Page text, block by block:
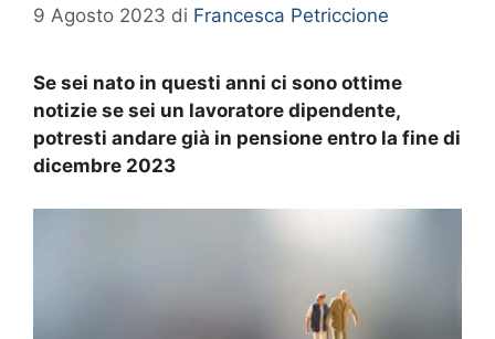
9 Agosto 2023 di Francesca Petriccione
Se sei nato in questi anni ci sono ottime
notizie se sei un lavoratore dipendente,
potresti andare già in pensione entro la fine di
dicembre 2023